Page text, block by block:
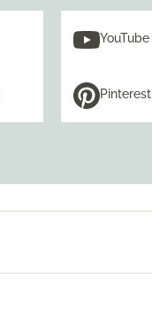
YouTube
Pinterest